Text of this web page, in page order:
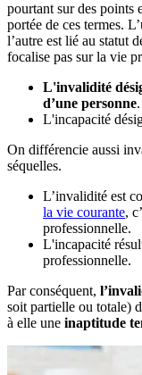
pourtant sur des points
portée de ces termes.
l’autre est lié au statut
focalise pas sur la vie
L'invalidité
d’une personne.
L'incapacité
On différencie aussi
séquelles.
L’invalidité est
la vie courante,
professionnelle.
L'incapacité
professionnelle.
Par conséquent,
soit partielle ou totale)
à elle une inaptitude